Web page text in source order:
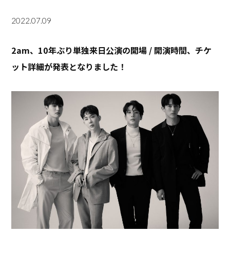
2022.07.09
2am、10年ぶり単独来日公演の開場 / 開演時間、チケ
ット詳細が発表となりました！